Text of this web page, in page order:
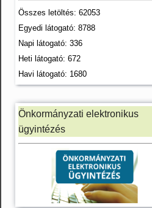
Összes letöltés: 62053
Egyedi látogató: 8788
Napi látogató: 336
Heti látogató: 672
Havi látogató: 1680
Önkormányzati elektronikus
ügyintézés